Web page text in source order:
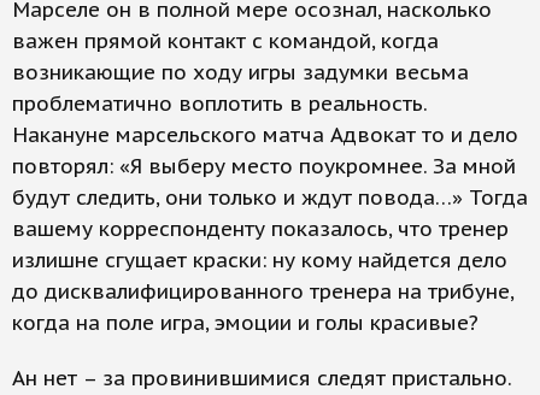
Марселе он в полной мере осознал, насколько
важен прямой контакт с командой, когда
возникающие по ходу игры задумки весьма
проблематично воплотить в реальность.
Накануне марсельского матча Адвокат то и дело
повторял: «Я выберу место поукромнее. За мной
будут следить, они только и ждут повода…» Тогда
вашему корреспонденту показалось, что тренер
излишне сгущает краски: ну кому найдется дело
до дисквалифицированного тренера на трибуне,
когда на поле игра, эмоции и голы красивые?
Ан нет – за провинившимися следят пристально.